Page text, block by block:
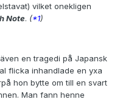
vilket onekligen
Note. (*1)
en tragedi på Japansk
flicka inhandlade en yxa
hon bytte om till en svart
Man fann henne